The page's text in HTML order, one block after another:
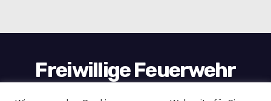
i
n
Freiwillige Feuerwehr